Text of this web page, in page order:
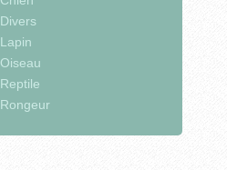
Divers
Lapin
Oiseau
Reptile
Rongeur